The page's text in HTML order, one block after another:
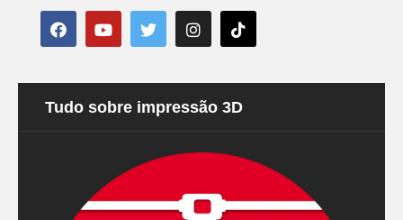
Tudo sobre impressão 3D